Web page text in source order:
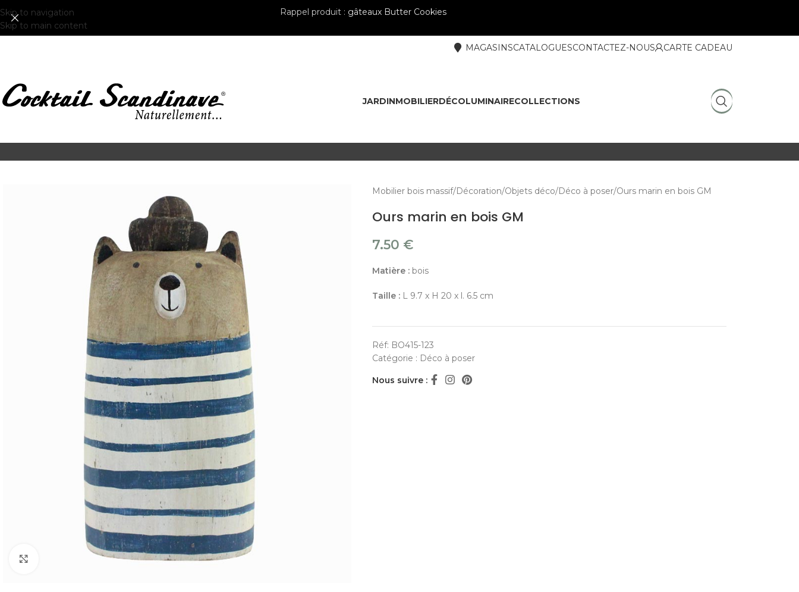
Skip to navigation
Skip to main content
Rappel produit : gâteaux Butter Cookies
MAGASINSCATALOGUESCONTACTEZ-NOUS CARTE CADEAU
JARDINMOBILIERDÉCOLUMINAIRECOLLECTIONS
Cliquer pour agrandir
Mobilier bois massif Décoration Objets déco Déco à poser Ours marin en bois GM
Ours marin en bois GM
7.50 €
Matière :bois
Taille :L 9.7 x H 20 x l. 6.5 cm
Réf: BO415-123
Catégorie : Déco à poser
Nous suivre :